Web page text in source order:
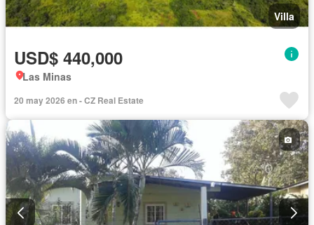
Villa
USD$ 440,000
Las Minas
20 may 2026 en - CZ Real Estate